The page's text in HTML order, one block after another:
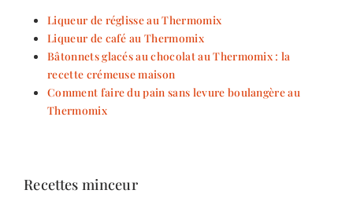
Liqueur de réglisse au Thermomix
Liqueur de café au Thermomix
Bâtonnets glacés au chocolat au Thermomix : la
recette crémeuse maison
Comment faire du pain sans levure boulangère au
Thermomix
Recettes minceur